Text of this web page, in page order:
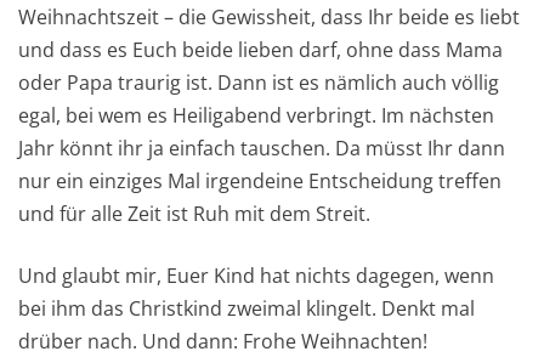
Weihnachtszeit – die Gewissheit, dass Ihr beide es liebt
und dass es Euch beide lieben darf, ohne dass Mama
oder Papa traurig ist. Dann ist es nämlich auch völlig
egal, bei wem es Heiligabend verbringt. Im nächsten
Jahr könnt ihr ja einfach tauschen. Da müsst Ihr dann
nur ein einziges Mal irgendeine Entscheidung treffen
und für alle Zeit ist Ruh mit dem Streit.
Und glaubt mir, Euer Kind hat nichts dagegen, wenn
bei ihm das Christkind zweimal klingelt. Denkt mal
drüber nach. Und dann: Frohe Weihnachten!